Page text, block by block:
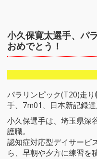
小久保寛太選手、パ
おめでとう！
パラリンピック(T20)走
手、7m01、日本新記録
小久保選手は、埼玉県深
護職。
認知症対応型デイサービ
ら、早朝や夕方に練習を